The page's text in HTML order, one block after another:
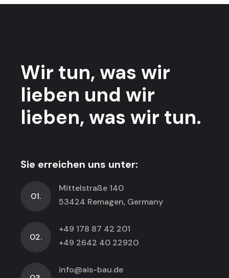
Wir tun,was wir
lieben und wir
lieben, was wir tun.
Sie erreichen uns unter:
01.
Mittelstraße 140
53424 Remagen, Germany
02.
+49 178 87 42 201
+49 2642 40 22920
info@ais-bau.de